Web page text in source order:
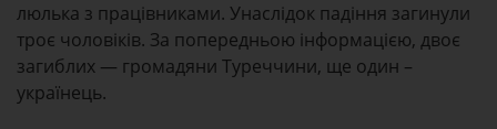
люлька з працівниками. Унаслідок падіння загинули
троє чоловіків. За попередньою інформацією, двоє
загиблих — громадяни Туреччини, ще один –
українець.